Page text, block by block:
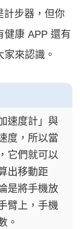
計步器，但你
健康 APP 還有
來認識。
速度計」與
度，所以當
它們就可以
出移動距
是將手機放
臂上，手機
。